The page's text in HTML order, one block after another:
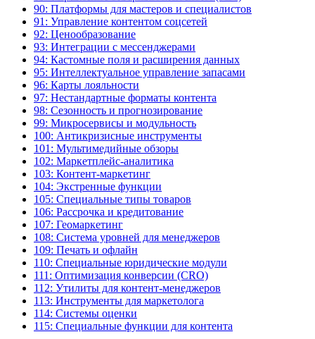
90: Платформы для мастеров и специалистов
91: Управление контентом соцсетей
92: Ценообразование
93: Интеграции с мессенджерами
94: Кастомные поля и расширения данных
95: Интеллектуальное управление запасами
96: Карты лояльности
97: Нестандартные форматы контента
98: Сезонность и прогнозирование
99: Микросервисы и модульность
100: Антикризисные инструменты
101: Мультимедийные обзоры
102: Маркетплейс-аналитика
103: Контент-маркетинг
104: Экстренные функции
105: Специальные типы товаров
106: Рассрочка и кредитование
107: Геомаркетинг
108: Система уровней для менеджеров
109: Печать и офлайн
110: Специальные юридические модули
111: Оптимизация конверсии (CRO)
112: Утилиты для контент-менеджеров
113: Инструменты для маркетолога
114: Системы оценки
115: Специальные функции для контента